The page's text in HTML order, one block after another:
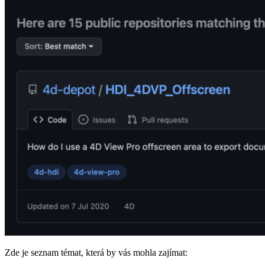
Zde je seznam témat, která by vás mohla zajímat: